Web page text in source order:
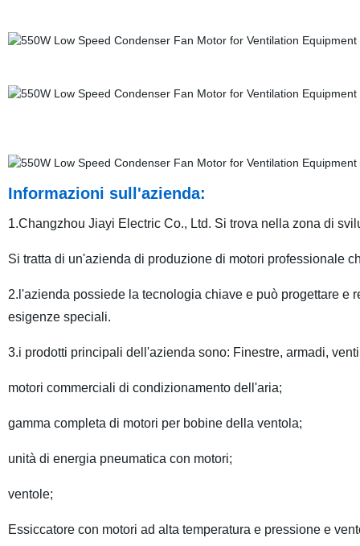
Informazioni sull'azienda:
1.Changzhou Jiayi Electric Co., Ltd. Si trova nella zona di
Si tratta di un'azienda di produzione di motori professionale
2.l'azienda possiede la tecnologia chiave e può progettare
esigenze speciali.
3.i prodotti principali dell'azienda sono: Finestre, armadi,
motori commerciali di condizionamento dell'aria;
gamma completa di motori per bobine della ventola;
unità di energia pneumatica con motori;
ventole;
Essiccatore con motori ad alta temperatura e pressione e